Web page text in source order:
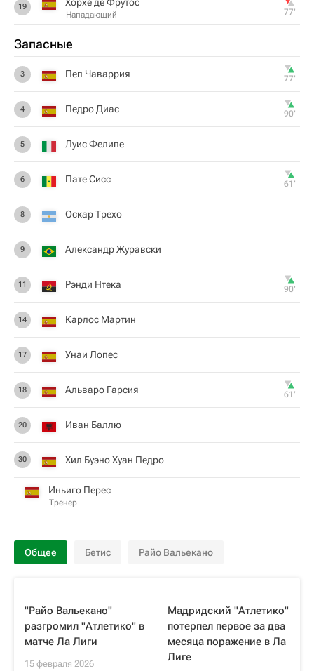
19
Нападающий 77‎’‎
Запасные
3 Пеп Чаваррия 77‎’‎
4 Педро Диас 90‎’‎
5 Луис Фелипе
6 Пате Сисс 61‎’‎
8 Оскар Трехо
9 Александр Журавски
11 Рэнди Нтека 90‎’‎
14 Карлос Мартин
17 Унаи Лопес
18 Альваро Гарсия 61‎’‎
20 Иван Баллю
30 Хил Буэно Хуан Педро
Иньиго Перес
Тренер
Общее Бетис Райо Вальекано
"Райо Вальекано"
разгромил "Атлетико" в
матче Ла Лиги
15 февраля 2026
Мадридский "Атлетико"
потерпел первое за два
месяца поражение в Ла
Лиге